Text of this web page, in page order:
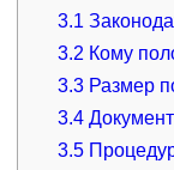
3.1
3.2 Кому
3.3 Размер
3.4
3.5